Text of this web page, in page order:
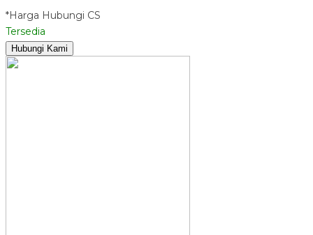
*Harga Hubungi CS
Tersedia
Hubungi Kami